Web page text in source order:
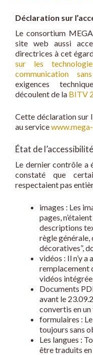
Déclaration sur
Le consortium
site web aussi
directrices à cet
sur les
communication
exigences
découlent de la BITV
Cette déclaration sur
au service
État de
Le dernier contrôle a
constaté que
respectaient pas
images : Les
pages,
descriptions
règle générale,
décoratives”,
vidéos : Il n’y
remplacement
vidéos
Documents
avant le
convertis en
formulaires :
toujours sans
Les langues :
être traduits